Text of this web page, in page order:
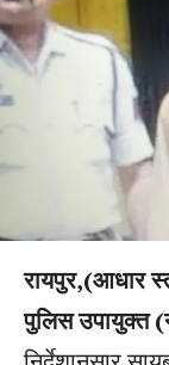
रायपुर,(आधार
पुलिस उपायुक्त